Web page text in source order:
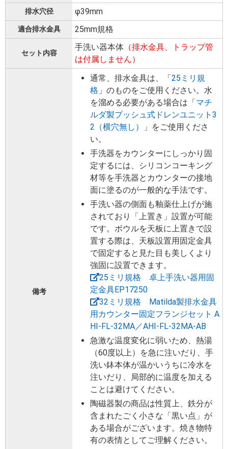
排水穴径 φ39mm
適合排水金具 25mm規格
セット内容
手洗い器本体 （排水金具、トラップ管
は付属しません）
備考
通常、排水金具は、「 25ミリ規
格 」のものをご使用ください。水
を溜める必要がある場合は「 マチ
ルダ製プッシュ式ドレンユニット3
2（横穴無し）
」をご使用くださ
い。
手洗器をカウンターにしっかり固
定するには、シリコンコーキング
材等を手洗器とカウンターの接地
面に塗るのが一般的な手法です。
手洗い器の側面も釉薬仕上げが施
されており「上置き」設置が可能
です。ボウルを天板に上置きで設
置する際は、天板設置用固定金具
で固定すると見た目も美しくより
強固に設置できます。
25ミリ規格 卓上手洗い器用固
定金具EP17250
32ミリ規格 Matilda製排水金具
用カウンター固定フランジセット A
HI-FL-32MA／AHI-FL-32MA-AB
急激な温度変化に弱いため、熱湯
（60度以上）を急に注いだり、手
洗い鉢本体が温かいうちに冷水を
注いだり、局部的に温度を加える
ことは避けてください。
陶磁器製の商品は性質上、鉄分が
含まれたごく小さな「黒い点」が
ある場合がございます。焼き物特
有の表情としてご理解ください。